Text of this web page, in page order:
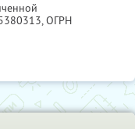
, ОГРН